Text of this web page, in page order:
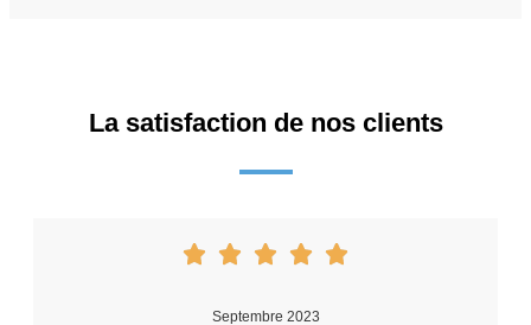
La satisfaction de nos clients
Septembre 2023